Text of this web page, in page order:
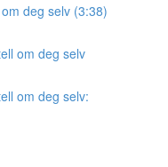
deg selv (3:38)
om deg selv
om deg selv: